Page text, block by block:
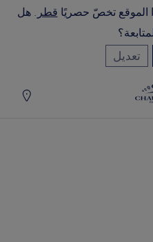
الموقع تخصّ حصريًاقطر. هل
تعديل